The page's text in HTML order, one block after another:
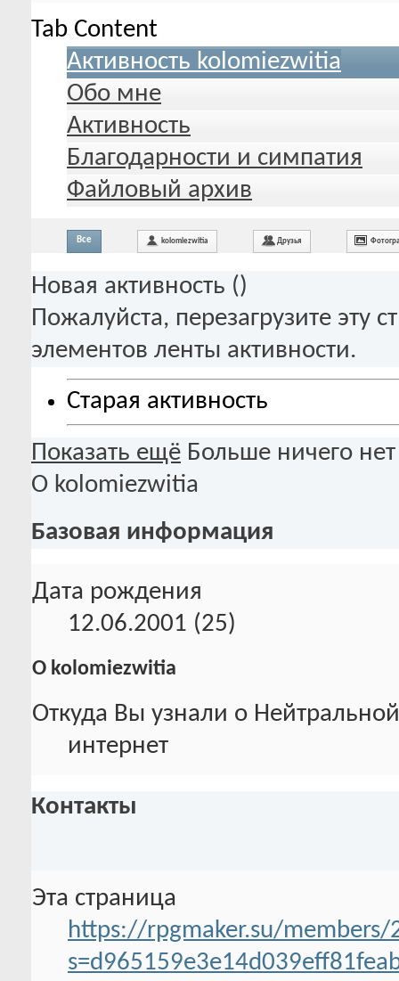
Tab Content
Активность kolomiezwitia
Обо мне
Активность
Благодарности и симпатия
Файловый архив
Все kolomiezwitia Друзья
Новая активность ()
Пожалуйста, перезагрузите эту
элементов ленты активности.
Старая активность
Показать ещё Больше ничего нет
О kolomiezwitia
Базовая информация
Дата рождения
12.06.2001 (25)
О kolomiezwitia
Откуда Вы узнали о
интернет
Контакты
Эта страница
https://rpgmaker.su/